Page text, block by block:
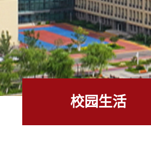
校园生活